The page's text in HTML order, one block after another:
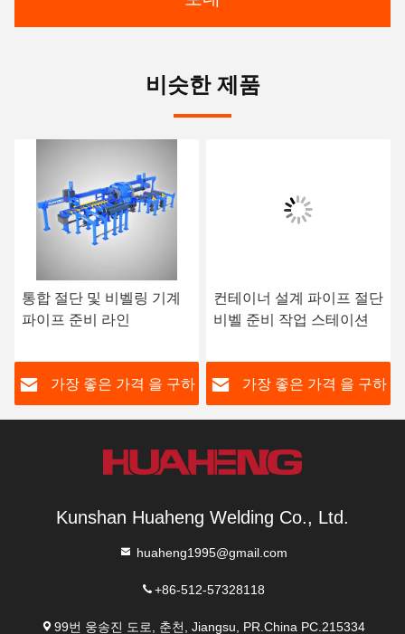
비슷한 제품
통합 절단 및 비벨링 기계
파이프 준비 라인
가장 좋은 가격 을 구하
컨테이너 설계 파이프 절단
비벨 준비 작업 스테이션
가장 좋은 가격 을 구하
Kunshan Huaheng Welding Co., Ltd.
huaheng1995@gmail.com
+86-512-57328118
99번 웅송진 도로, 춘천, Jiangsu, PR.China PC.215334